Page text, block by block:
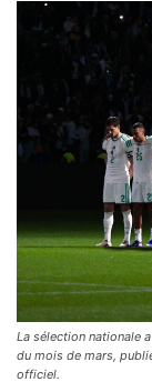
La sélection nationale
du mois de mars,
officiel.